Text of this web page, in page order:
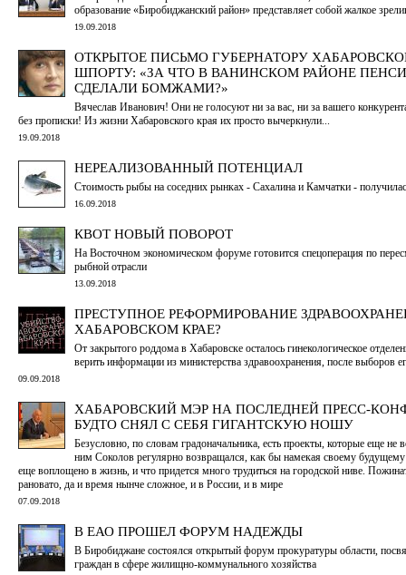
образование «Биробиджанский район» представляет собой жалкое
19.09.2018
ОТКРЫТОЕ ПИСЬМО ГУБЕРНАТОРУ
ШПОРТУ: «ЗА ЧТО В ВАНИНСКОМ РАЙОНЕ
СДЕЛАЛИ БОМЖАМИ?»
Вячеслав Иванович! Они не голосуют ни за вас, ни за вашего
без прописки! Из жизни Хабаровского края их просто вычеркнули...
19.09.2018
НЕРЕАЛИЗОВАННЫЙ ПОТЕНЦИАЛ
Стоимость рыбы на соседних рынках - Сахалина и Камчатки -
16.09.2018
КВОТ НОВЫЙ ПОВОРОТ
На Восточном экономическом форуме готовится спецоперация по
рыбной отрасли
13.09.2018
ПРЕСТУПНОЕ РЕФОРМИРОВАНИЕ
ХАБАРОВСКОМ КРАЕ?
От закрытого роддома в Хабаровске осталось гинекологическое
верить информации из министерства здравоохранения, после выборов
09.09.2018
ХАБАРОВСКИЙ МЭР НА ПОСЛЕДНЕЙ ПРЕСС-
БУДТО СНЯЛ С СЕБЯ ГИГАНТСКУЮ НОШУ
Безусловно, по словам градоначальника, есть проекты, которые еще
ним Соколов регулярно возвращался, как бы намекая своему будущему
еще воплощено в жизнь, и что придется много трудиться на городской ниве.
рановато, да и время нынче сложное, и в России, и в мире
07.09.2018
В ЕАО ПРОШЕЛ ФОРУМ НАДЕЖДЫ
В Биробиджане состоялся открытый форум прокуратуры области,
граждан в сфере жилищно-коммунального хозяйства